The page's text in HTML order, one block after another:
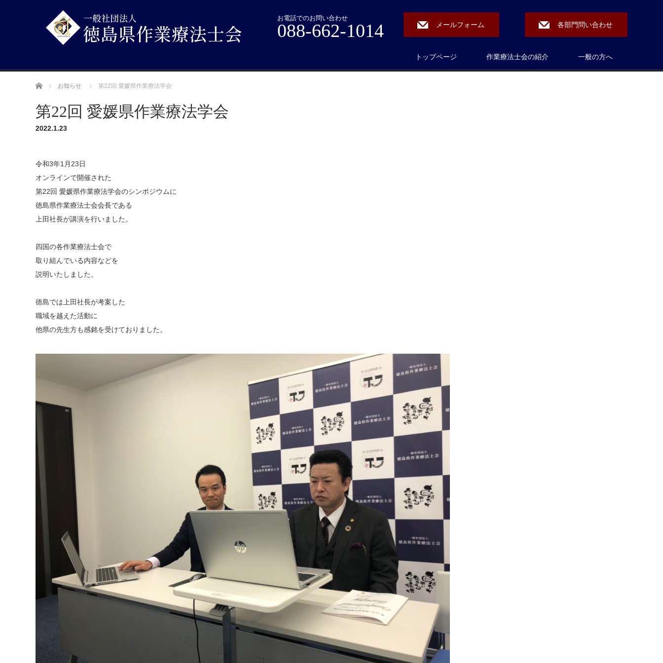
お電話でのお問い合わせ
088-662-1014 メールフォーム 各部門問い合わせ
トップページ 作業療法士会の紹介 一般の方へ
ホーム お知らせ 第22回 愛媛県作業療法学会
第22回 愛媛県作業療法学会
2022.1.23
令和3年1月23日
オンラインで開催された
第22回 愛媛県作業療法学会のシンポジウムに
徳島県作業療法士会会長である
上田社長が講演を行いました。
四国の各作業療法士会で
取り組んでいる内容などを
説明いたしました。
徳島では上田社長が考案した
職域を越えた活動に
他県の先生方も感銘を受けておりました。